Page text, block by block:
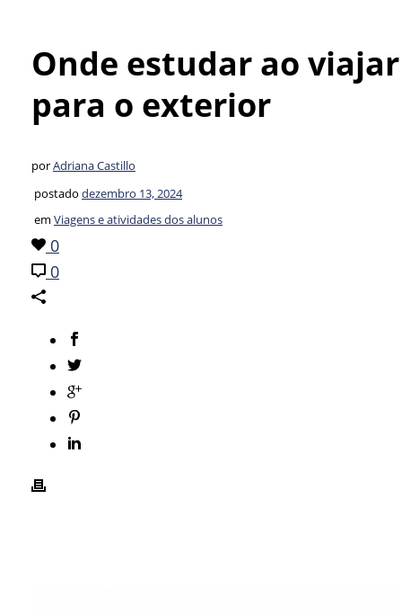
Onde estudar ao viajar
para o exterior
porAdriana Castillo
postado dezembro 13, 2024
em Viagens e atividades dos alunos
0
0